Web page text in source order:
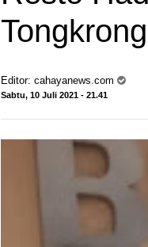
Editor: cahayanews.com
Sabtu, 10 Juli 2021 - 21.41